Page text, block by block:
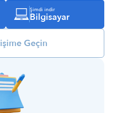
Şimdi indir
Bilgisayar
Geçin